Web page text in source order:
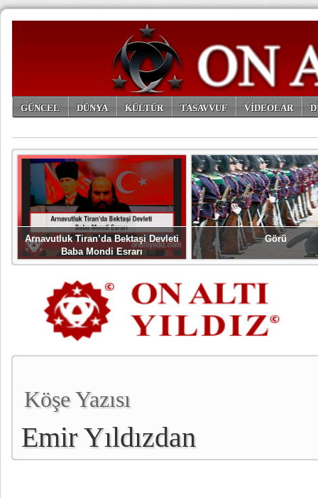
GÜNCEL DÜNYA KÜLTÜR TASAVVUF VİDEOLAR
Arnavutluk Tiran’da Bektaşi Devleti
Baba Mondi Esrarı
Görü
Köşe Yazısı
Emir Yıldızdan